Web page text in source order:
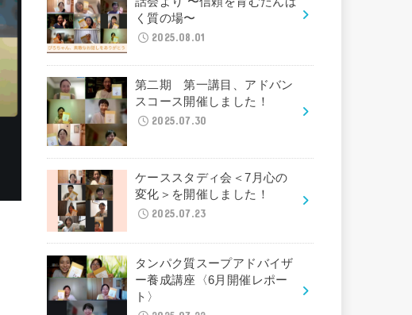
く質の場〜
2025.08.01
第二期 第一講目、アドバン
スコース開催しました！
2025.07.30
ケーススタディ会＜7月心の
変化＞を開催しました！
2025.07.23
タンパク質スープアドバイザ
ー養成講座〈6月開催レポー
ト〉